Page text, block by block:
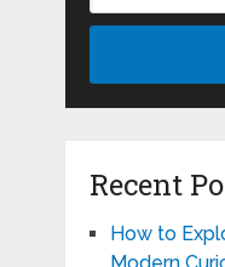
Recent
How to